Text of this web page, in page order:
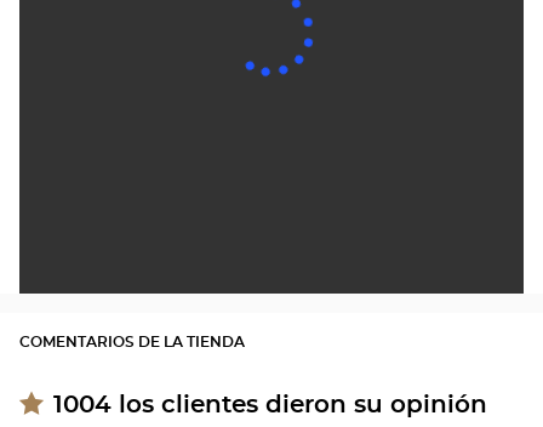
COMENTARIOS DE LA TIENDA
1004 los clientes dieron su opinión